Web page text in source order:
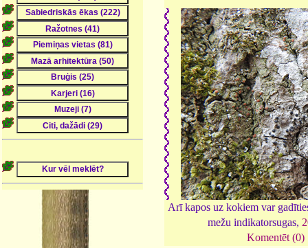
Arī kapos uz kokiem var
mežu indikatorsugas,
Komentēt (0)